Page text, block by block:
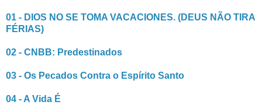
01 - DIOS NO SE TOMA VACACIONES. (DEUS NÃO TIRA
FÉRIAS)
02 - CNBB: Predestinados
03 - Os Pecados Contra o Espírito Santo
04 - A Vida É